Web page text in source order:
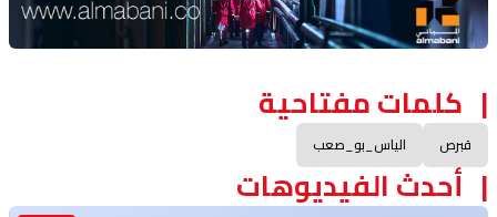
كلمات مفتاحية
قبرص الياس_بو_صعب
أحدث الفيديوهات